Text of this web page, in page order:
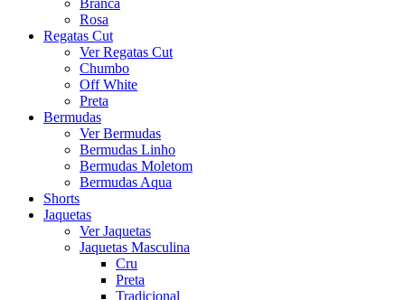
Branca
Rosa
Regatas Cut
Ver Regatas Cut
Chumbo
Off White
Preta
Bermudas
Ver Bermudas
Bermudas Linho
Bermudas Moletom
Bermudas Aqua
Shorts
Jaquetas
Ver Jaquetas
Jaquetas Masculina
Cru
Preta
Tradicional